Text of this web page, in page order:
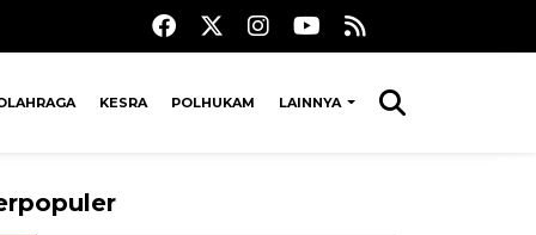
KESRA POLHUKAM LAINNYA